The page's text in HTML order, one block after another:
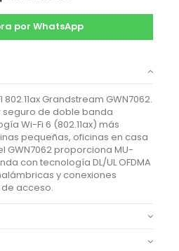
por WhatsApp
Grandstream GWN7062.
seguro de doble banda
Wi-Fi 6 (802.11ax) más
pequeñas, oficinas en casa
GWN7062 proporciona MU-
con tecnología DL/UL OFDMA
y conexiones
acceso.